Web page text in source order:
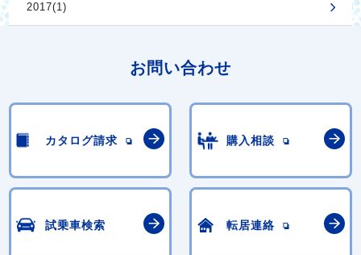
2017(1)
お問い合わせ
カタログ請求 購入相談
試乗車検索 転居連絡